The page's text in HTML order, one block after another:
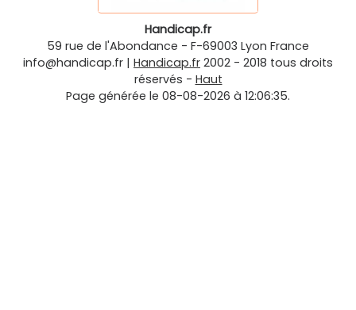
Handicap.fr
59 rue de l'Abondance - F-69003 Lyon France
info@handicap.fr | Handicap.fr 2002 - 2018 tous droits
réservés - Haut
Page générée le 08-08-2026 à 12:06:35.